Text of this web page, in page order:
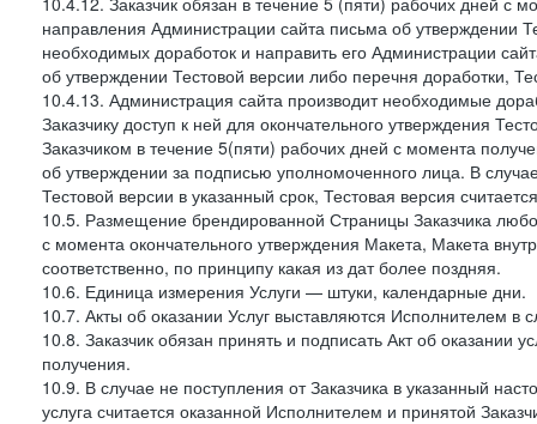
направления Администрации сайта письма об утверждении
необходимых доработок и направить его Администрации
об утверждении Тестовой версии либо перечня доработки,
10.4.13. Администрация сайта производит необходимые
Заказчику доступ к ней для окончательного утверждения
Заказчиком в течение 5(пяти) рабочих дней с момента
об утверждении за подписью уполномоченного лица. В
Тестовой версии в указанный срок, Тестовая версия
10.5. Размещение брендированной Страницы Заказчика
с момента окончательного утверждения Макета, Макета
соответственно, по принципу какая из дат более поздняя.
10.6. Единица измерения Услуги — штуки, календарные дни.
10.7. Акты об оказании Услуг выставляются Исполнителем в
10.8. Заказчик обязан принять и подписать Акт об оказании
получения.
10.9. В случае не поступления от Заказчика в указанный
услуга считается оказанной Исполнителем и принятой